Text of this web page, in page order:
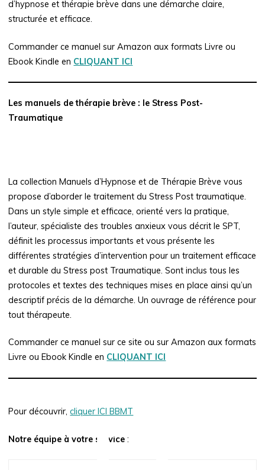
d’hypnose et thérapie brève dans une démarche claire,
structurée et efficace.
Commander ce manuel sur Amazon aux formats Livre ou
Ebook Kindle en CLIQUANT ICI
Les manuels de thérapie brève : le Stress Post-
Traumatique
La collection Manuels d’Hypnose et de Thérapie Brève vous
propose d’aborder le traitement du Stress Post traumatique.
Dans un style simple et efficace, orienté vers la pratique,
l’auteur, spécialiste des troubles anxieux vous décrit le SPT,
définit les processus importants et vous présente les
différentes stratégies d’intervention pour un traitement efficace
et durable du Stress post Traumatique. Sont inclus tous les
protocoles et textes des techniques mises en place ainsi qu’un
descriptif précis de la démarche. Un ouvrage de référence pour
tout thérapeute.
Commander ce manuel sur ce site ou sur Amazon aux formats
Livre ou Ebook Kindle en CLIQUANT ICI
Pour découvrir,cliquer ICI BBMT
Notre équipe à votre service :